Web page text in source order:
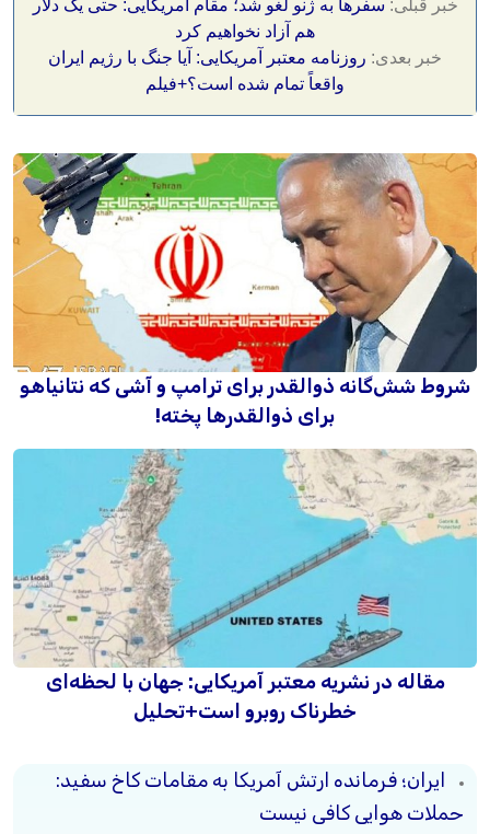
خبر قبلی: سفرها به ژنو لغو شد؛ مقام آمریکایی: حتی یک دلار
هم آزاد نخواهیم کرد
خبر بعدی: روزنامه معتبر آمریکایی: آیا جنگ با رژیم ایران
واقعاً تمام شده است؟+فیلم
شروط شش‌گانه ذوالقدر برای ترامپ و آشی که نتانیاهو
برای ذوالقدرها پخته!
مقاله در نشریه معتبر آمریکایی: جهان با لحظه‌ای
خطرناک روبرو است+تحلیل
ایران؛ فرمانده ارتش آمریکا به مقامات کاخ سفید:
حملات هوایی کافی نیست